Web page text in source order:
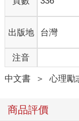
條；飲料一定是無糖
不會把代糖用在其他
Garden）喝義大利
「燒燙燙」。如果是
（Jack’s），點一盤
燙」的法式洋蔥湯。
餐，仍會認真向店員
次都習慣用她母語的
愛吃烤栗子，哪怕吃
出版地 台灣
注音
中文書 ＞ 心理勵
商品評價